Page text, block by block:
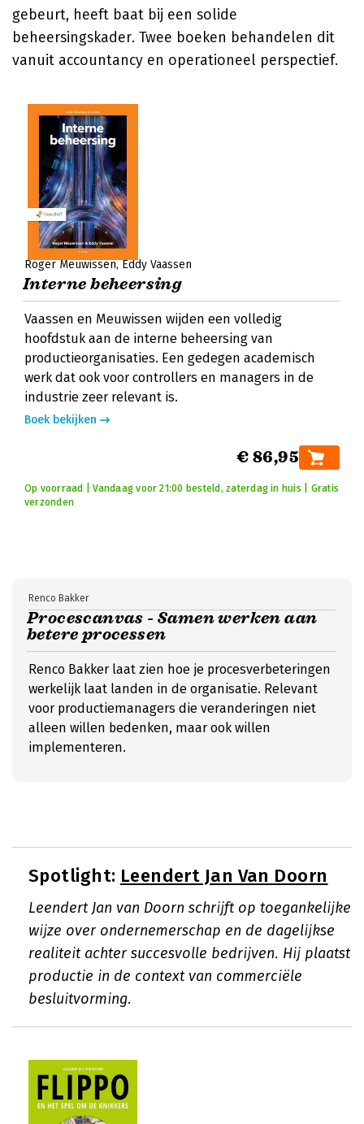
gebeurt, heeft baat bij een solide
beheersingskader. Twee boeken behandelen dit
vanuit accountancy en operationeel perspectief.
Roger Meuwissen Eddy Vaassen
Interne beheersing
Vaassen en Meuwissen wijden een volledig
hoofdstuk aan de interne beheersing van
productieorganisaties. Een gedegen academisch
werk dat ook voor controllers en managers in de
industrie zeer relevant is.
Boek bekijken
€ 86,95
Op voorraad | Vandaag voor 21:00 besteld, zaterdag in huis | Gratis
verzonden
Procescanvas - Samen werken aan
betere processen
Renco Bakker
Renco Bakker laat zien hoe je procesverbeteringen
werkelijk laat landen in de organisatie. Relevant
voor productiemanagers die veranderingen niet
alleen willen bedenken, maar ook willen
implementeren.
Spotlight: Leendert Jan Van Doorn
Leendert Jan van Doorn schrijft op toegankelijke
wijze over ondernemerschap en de dagelijkse
realiteit achter succesvolle bedrijven. Hij plaatst
productie in de context van commerciële
besluitvorming.